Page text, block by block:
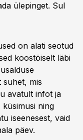
ülepinget. Sul
on alati seotud
koostöiselt läbi
suhet, mis
avatult infot ja
küsimusi ning
iseenesest, vaid
päev.